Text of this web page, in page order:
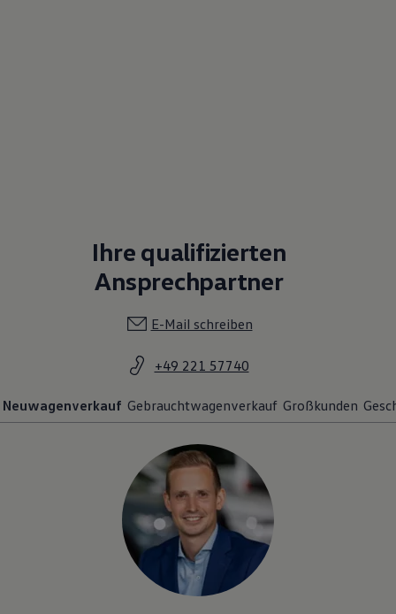
Ihre qualifizierten
Ansprechpartner
E-Mail schreiben
+49 221 57740
Neuwagenverkauf Gebrauchtwagenverkauf Großkunden